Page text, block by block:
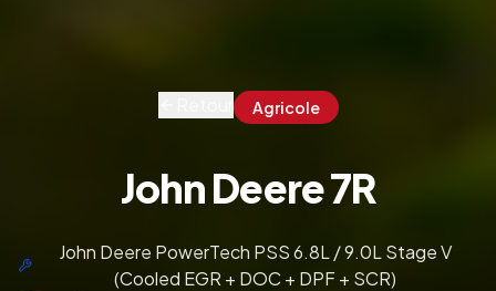
Agricole
John Deere 7R
John Deere PowerTech PSS 6.8L / 9.0L Stage V
(Cooled EGR + DOC + DPF + SCR)